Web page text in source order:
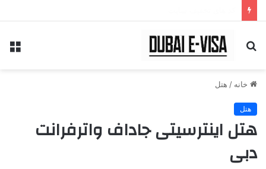
جستجو
خانه / هتل
هتل
هتل اینترسیتی جاداف واترفرانت
دبی